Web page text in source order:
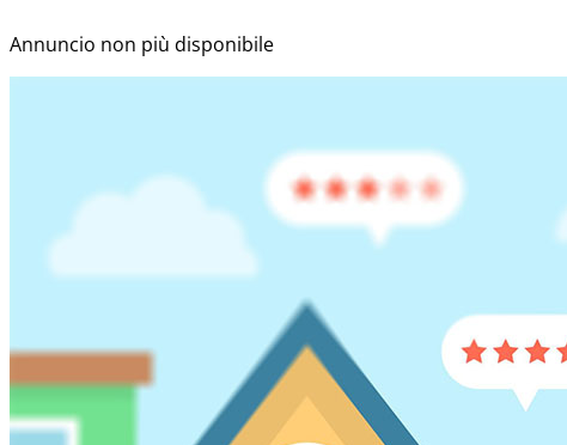
Annuncio non più disponibile